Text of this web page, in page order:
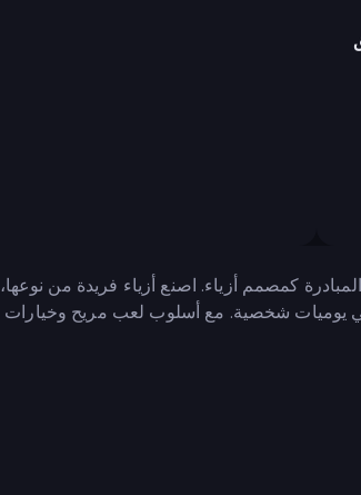
كمصمم أزياء. اصنع أزياء فريدة من نوعها،
في يوميات شخصية. مع أسلوب لعب مريح وخيارات